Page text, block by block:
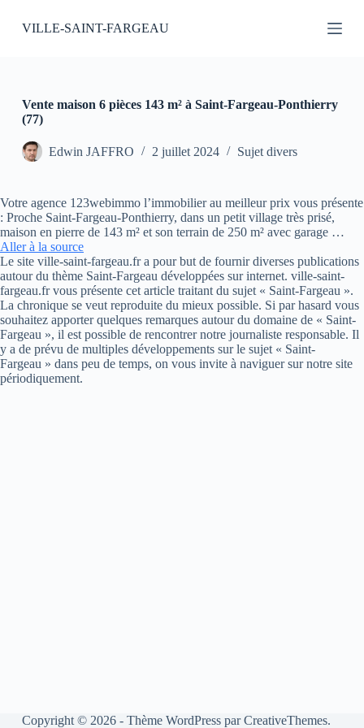
u
o
n
u
VILLE-SAINT-FARGEAU
Vente maison 6 pièces 143 m² à Saint-Fargeau-Ponthierry
(77)
Edwin JAFFRO 2 juillet 2024 Sujet divers
Votre agence 123webimmo l’immobilier au meilleur prix vous présente
: Proche Saint-Fargeau-Ponthierry, dans un petit village très prisé,
maison en pierre de 143 m² et son terrain de 250 m² avec garage …
Aller à la source
Le site ville-saint-fargeau.fr a pour but de fournir diverses publications
autour du thème Saint-Fargeau développées sur internet. ville-saint-
fargeau.fr vous présente cet article traitant du sujet « Saint-Fargeau ».
La chronique se veut reproduite du mieux possible. Si par hasard vous
souhaitez apporter quelques remarques autour du domaine de « Saint-
Fargeau », il est possible de rencontrer notre journaliste responsable. Il
y a de prévu de multiples développements sur le sujet « Saint-
Fargeau » dans peu de temps, on vous invite à naviguer sur notre site
périodiquement.
Copyright © 2026 - Thème WordPress parCreativeThemes.